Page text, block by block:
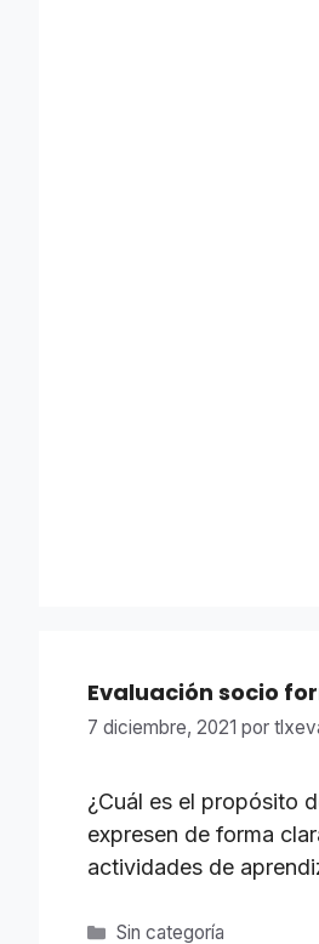
Evaluación socio
7 diciembre, 2021 por
¿Cuál es el propósito
expresen de forma
actividades de
Categorías
Sin categoría